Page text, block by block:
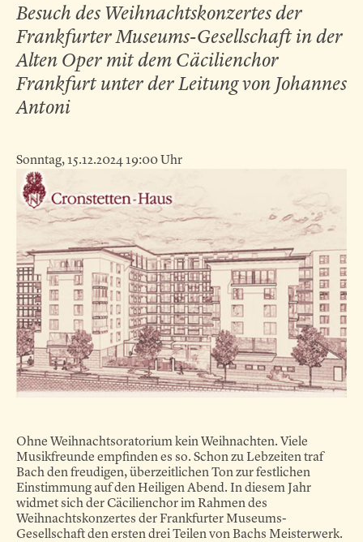
Besuch des Weihnachtskonzertes der
Frankfurter Museums-Gesellschaft in der
Alten Oper mit dem Cäcilienchor
Frankfurt unter der Leitung von Johannes
Antoni
Sonntag, 15.12.2024 19:00 Uhr
Ohne Weihnachtsoratorium kein Weihnachten. Viele
Musikfreunde empfinden es so. Schon zu Lebzeiten traf
Bach den freudigen, überzeitlichen Ton zur festlichen
Einstimmung auf den Heiligen Abend. In diesem Jahr
widmet sich der Cäcilienchor im Rahmen des
Weihnachtskonzertes der Frankfurter Museums-
Gesellschaft den ersten drei Teilen von Bachs Meisterwerk.